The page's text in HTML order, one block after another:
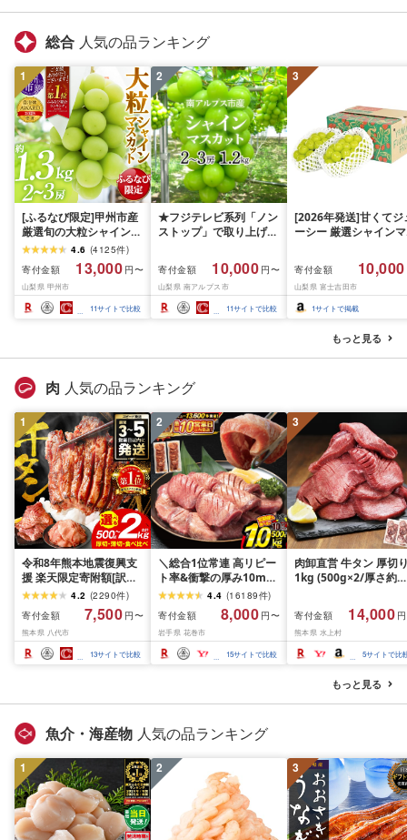
総合 人気の品ランキング
1
[ふるなび限定]甲州市産
厳選旬の大粒シャインマ
スカット 約1.3kg 2〜3
房[2026年発送]
(MG)B12-472 FN-
Limited-VO シャインマ
スカット フルーツ
4.6 (4125件)
寄付金額
13,000 円〜
山梨県 甲州市
11サイトで比較
2
★フジテレビ系列「ノン
ストップ」で取り上げら
先行予約]南アルプス市
産シャインマスカット
1.2kg以上(2〜3房)ふる
さと納税 おすすめ 山梨
県 南アルプス市 送料無
寄付金額 10,000 円〜
山梨県 南アルプス市
11サイトで比較
3
[2026年発送]甘くてジ
ーシー 厳選シャインマ
月前半(1〜15日)から
月下旬までの発送) フ
ーツ ぶどう 果物 山梨
産 2026 旬 大粒 高級
寄付金額 10,000
山梨県 富士吉田市
1サイトで掲載
もっと見る
肉 人気の品ランキング
1
令和8年熊本地震復興支
援 楽天限定寄附額[訳あ
り]牛タン 500g〜2kg 肉
牛肉 訳あり 牛タン 冷凍
小分け 厚切り 薄切り 食
べ比べ 500g 1kg 1.5kg
2kg 牛 人気 ビーフ 牛た
ん ふるさと納税 ランキ
4.2 (2290件)
寄付金額
7,500 円〜
熊本県 八代市
13サイトで比較
2
＼総合1位常連 高リピー
ト率&衝撃の厚み10mm
厚切り牛タン 塩味/ ≪ス
ピード発送!!10営業日以
内発送≫ 選べる内容量
500g / 1kg 定期便 毎月
届く 牛肉 肉 BBQ ふるさ
と 人気 ランキング 岩手
4.4 (16189件)
寄付金額
8,000 円〜
岩手県 花巻市
15サイトで比較
3
肉卸直営 牛タン 厚切
1kg (500g×2/厚さ約
牛肉 焼肉 冷凍 スライ
業務用 バーベキュー
BBQ おつまみ ギフト
祝い お中元 夏ギフト
寄付金額 14,000
熊本県 水上村
5サイトで比
もっと見る
魚介・海産物 人気の品ランキング
1 2 3